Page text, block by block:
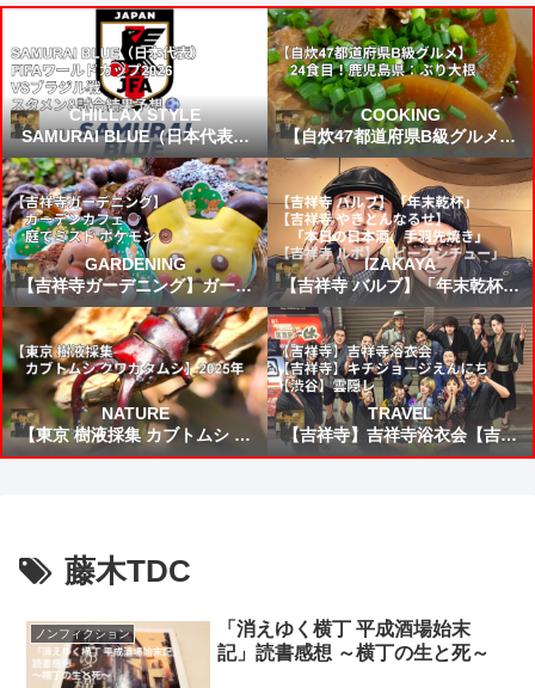
CHILLAX STYLE
SAMURAI BLUE（日本代表）
FIFAワールドカップ2026 VSブ
ラジル戦 スタメン&試合結果予
想⚽
COOKING
【自炊47都道府県B級グルメ】
24食目！鹿児島県：ぶり大根
GARDENING
【吉祥寺ガーデニング】ガーデ
ンカフェ☕庭でミスド ポケモン
🍩
IZAKAYA
【吉祥寺 バルブ】「年末乾杯」
【吉祥寺 やきとんなるせ】「本
日の日本酒、手羽先焼き」【吉
祥寺 ルポ】「ビーフシチュー」
NATURE
【東京 樹液採集 カブトムシ ク
ワガタムシ】2025年
TRAVEL
【吉祥寺】吉祥寺浴衣会【吉祥
寺】キチジョージえんにち【渋
藤木TDC
ノンフィクション
「消えゆく横丁 平成酒場始末
記」読書感想 ～横丁の生と死～